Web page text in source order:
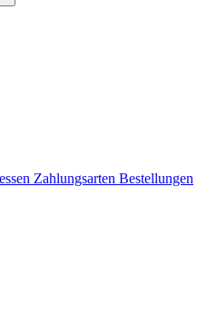
Zahlungsarten Bestellungen